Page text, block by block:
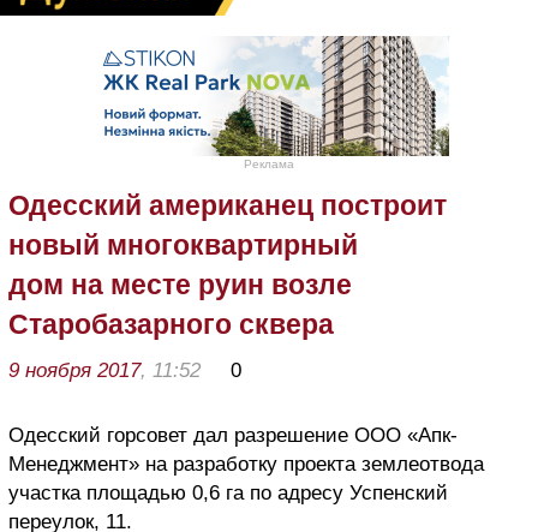
Реклама
Одесский американец построит
новый многоквартирный
дом на месте руин возле
Старобазарного сквера
9 ноября 2017, 11:52 0
Одесский горсовет дал разрешение ООО «Апк-
Менеджмент» на разработку проекта землеотвода
участка площадью 0,6 га по адресу Успенский
переулок, 11.